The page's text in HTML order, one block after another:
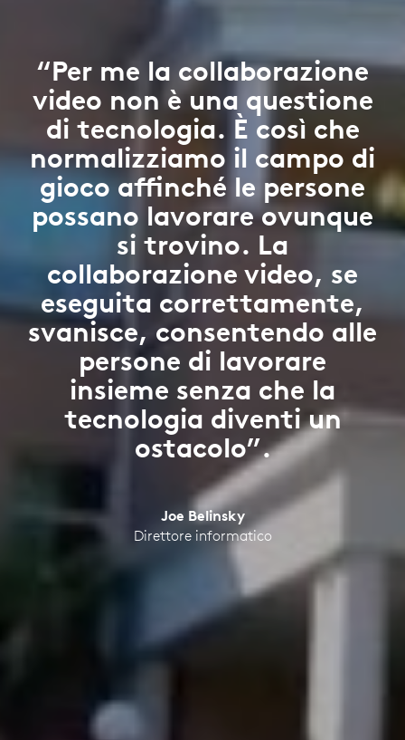
“Per me la collaborazione
video non è una questione
di tecnologia. È così che
normalizziamo il campo di
gioco affinché le persone
possano lavorare ovunque
si trovino. La
collaborazione video, se
eseguita correttamente,
svanisce, consentendo alle
persone di lavorare
insieme senza che la
tecnologia diventi un
ostacolo”.
Joe Belinsky
Direttore informatico